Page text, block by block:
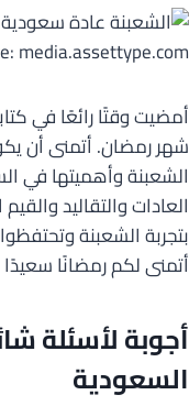
media.assettype.com
أمضيت وقتًا رائعًا في
شهر رمضان. أتمنى أن
الشعبنة وأهميتها في
العادات والتقاليد
بتجربة الشعبنة وتحتفظوا
أتمنى لكم رمضانًا سعيدًا
أجوبة لأسئلة
السعودية